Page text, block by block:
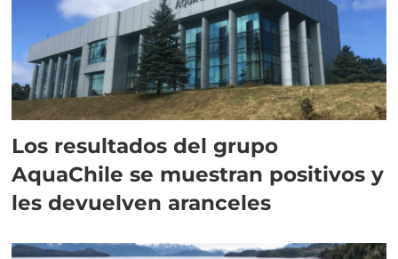
Los resultados del grupo
AquaChile se muestran positivos y
les devuelven aranceles